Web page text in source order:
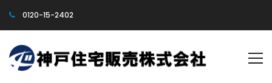
0120-15-2402